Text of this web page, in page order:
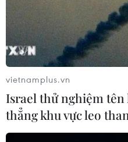
vietnamplus.vn
Israel thử nghiệm tên
thẳng khu vực leo